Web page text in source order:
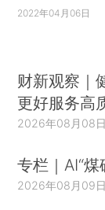
2022年04月06日
财新观察｜
更好服务高
2026年08月08日
专栏｜AI“
2026年08月09日